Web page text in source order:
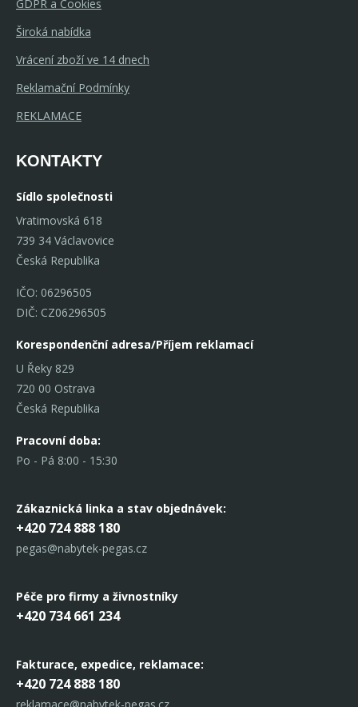
GDPR a Cookies
Široká nabídka
Vrácení zboží ve 14 dnech
Reklamační Podmínky
REKLAMACE
KONTAKTY
Sídlo společnosti
Vratimovská 618
739 34 Václavovice
Česká Republika
IČO: 06296505
DIČ: CZ06296505
Korespondenční adresa/Příjem reklamací
U Řeky 829
720 00 Ostrava
Česká Republika
Pracovní doba:
Po - Pá 8:00 - 15:30
Zákaznická linka a stav objednávek:
+420 724 888 180
pegas@nabytek-pegas.cz
Péče pro firmy a živnostníky
+420 734 661 234
Fakturace, expedice, reklamace:
+420 724 888 180